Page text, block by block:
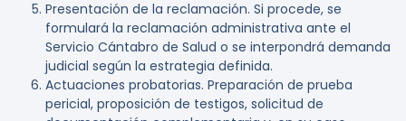
Presentación de la reclamación. Si procede, se
formulará la reclamación administrativa ante el
Servicio Cántabro de Salud o se interpondrá demanda
judicial según la estrategia definida.
Actuaciones probatorias. Preparación de prueba
pericial, proposición de testigos, solicitud de